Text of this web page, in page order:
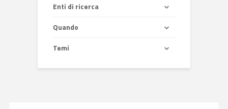
Enti di ricerca
Quando
Temi